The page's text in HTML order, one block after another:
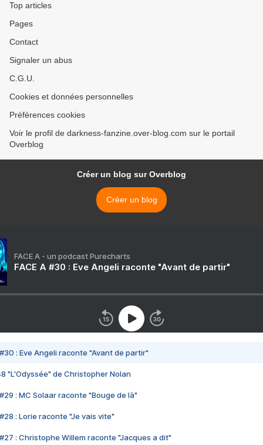
Top articles
Pages
Contact
Signaler un abus
C.G.U.
Cookies et données personnelles
Préférences cookies
Voir le profil de darkness-fanzine.over-blog.com sur le portail
Overblog
Créer un blog sur Overblog
Créer un blog
FACE A - un podcast Purecharts
FACE A #30 : Eve Angeli raconte "Avant de partir"
#30 : Eve Angeli raconte "Avant de partir"
"L'Odyssée" de Christopher Nolan
#29 : MC Solaar raconte "Bouge de là"
#28 : Lorie raconte "Je vais vite"
#27 : Christophe Willem raconte "Jacques a dit"